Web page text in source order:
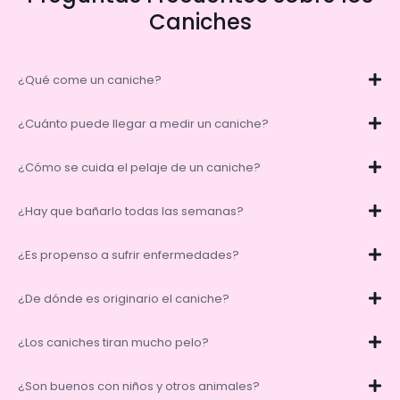
Caniches
¿Qué come un caniche?
¿Cuánto puede llegar a medir un caniche?
¿Cómo se cuida el pelaje de un caniche?
¿Hay que bañarlo todas las semanas?
¿Es propenso a sufrir enfermedades?
¿De dónde es originario el caniche?
¿Los caniches tiran mucho pelo?
¿Son buenos con niños y otros animales?